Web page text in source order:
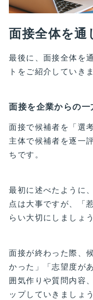
面接全体を通
最後に、面接全体を
トをご紹介していき
面接を企業からの
面接で候補者を「選
主体で候補者を逐一
ちです。
最初に述べたように
点は大事ですが、「
らい大切にしましょう
面接が終わった際、
かった」「志望度が
囲気作りや質問内容
ップしていきましょう